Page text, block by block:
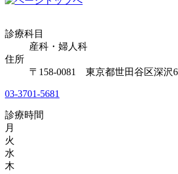
診療科目
産科・婦人科
住所
〒158-0081 東京都世田谷区深沢
03-3701-5681
診療時間
月
火
水
木